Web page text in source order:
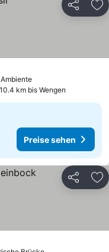
Teilen
Preise sehen
km bis Wengen
Preise sehen
Teilen
sehen